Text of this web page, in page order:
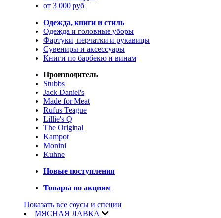
от 3 000 руб
Одежда, книги и стиль
Одежда и головные уборы
Фартуки, перчатки и рукавицы
Сувениры и аксессуары
Книги по барбекю и винам
Производитель
Stubbs
Jack Daniel's
Made for Meat
Rufus Teague
Lillie's Q
The Original
Kampot
Monini
Kuhne
Новые поступления
Товары по акциям
Показать все соусы и специи
МЯСНАЯ ЛАВКА